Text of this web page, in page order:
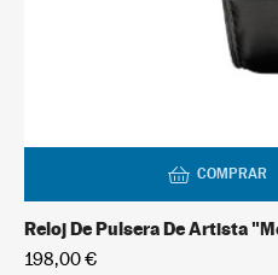
COMPRAR
Reloj De Pulsera De Artista
198,00 €